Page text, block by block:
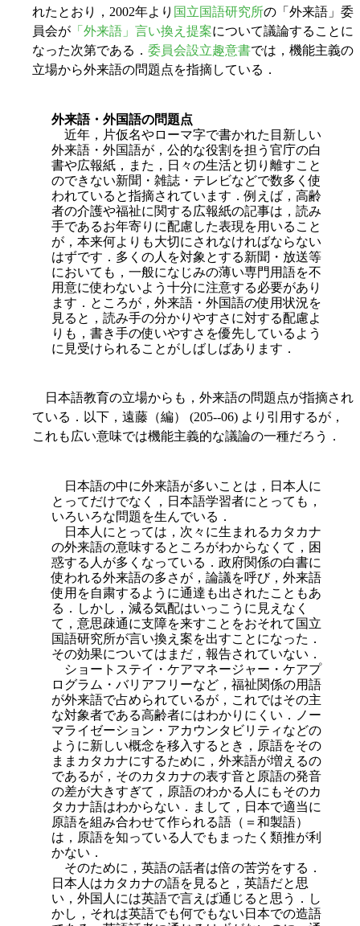
れたとおり，2002年より 国立国語研究所の「外来語」委
員会が 「外来語」言い換え提案について議論することに
なった次第である． 委員会設立趣意書では，機能主義の
立場から外来語の問題点を指摘している．
外来語・外国語の問題点
近年，片仮名やローマ字で書かれた目新しい
外来語・外国語が，公的な役割を担う官庁の白
書や広報紙，また，日々の生活と切り離すこと
のできない新聞・雑誌・テレビなどで数多く使
われていると指摘されています．例えば，高齢
者の介護や福祉に関する広報紙の記事は，読み
手であるお年寄りに配慮した表現を用いること
が，本来何よりも大切にされなければならない
はずです．多くの人を対象とする新聞・放送等
においても，一般になじみの薄い専門用語を不
用意に使わないよう十分に注意する必要があり
ます．ところが，外来語・外国語の使用状況を
見ると，読み手の分かりやすさに対する配慮よ
りも，書き手の使いやすさを優先しているよう
に見受けられることがしばしばあります．
日本語教育の立場からも，外来語の問題点が指摘され
ている．以下，遠藤（編） (205--06) より引用するが，
これも広い意味では機能主義的な議論の一種だろう．
日本語の中に外来語が多いことは，日本人に
とってだけでなく，日本語学習者にとっても，
いろいろな問題を生んでいる．
日本人にとっては，次々に生まれるカタカナ
の外来語の意味するところがわからなくて，困
惑する人が多くなっている．政府関係の白書に
使われる外来語の多さが，論議を呼び，外来語
使用を自粛するように通達も出されたこともあ
る．しかし，減る気配はいっこうに見えなく
て，意思疎通に支障を来すことをおそれて国立
国語研究所が言い換え案を出すことになった．
その効果についてはまだ，報告されていない．
ショートステイ・ケアマネージャー・ケアプ
ログラム・バリアフリーなど，福祉関係の用語
が外来語で占められているが，これではその主
な対象者である高齢者にはわかりにくい．ノー
マライゼーション・アカウンタビリティなどの
ように新しい概念を移入するとき，原語をその
ままカタカナにするために，外来語が増えるの
であるが，そのカタカナの表す音と原語の発音
の差が大きすぎて，原語のわかる人にもそのカ
タカナ語はわからない．まして，日本で適当に
原語を組み合わせて作られる語（＝和製語）
は，原語を知っている人でもまったく類推が利
かない．
そのために，英語の話者は倍の苦労をする．
日本人はカタカナの語を見ると，英語だと思
い，外国人には英語で言えば通じると思う．し
かし，それは英語でも何でもない日本での造語